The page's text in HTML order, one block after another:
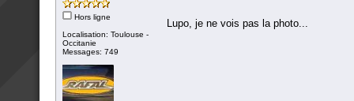
Hors ligne
Localisation: Toulouse -
Occitanie
Messages: 749
Lupo, je ne vois pas la photo...